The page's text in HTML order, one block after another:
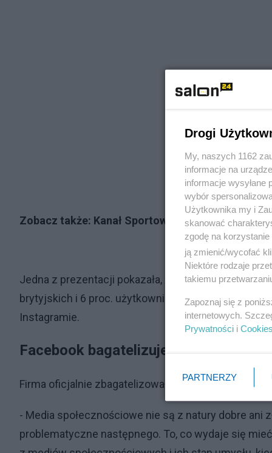
Zobacz także: Kanał Sportowy zniknął z
Jedna z prezentacji pokazała, że wśród
brytyjskich i 6 proc. użytkowników amerykańskich
Instagramie.
Facebook bagatelizuje sprawę
Firma oficjalnie zbagatelizowała negatywne
- Media społecznościowe nie są z natury dobre ani
problematyczne następnego. To, co wydaje się
Drogi
My, naszych 1162
informacje na
informacje wysyłane
wybór
Użytkownika my i
skanować
zgodę na
ją zmienić/wycofać
Niektóre rodzaje
takiemu
Zapoznaj się z
internetowych.
Prywatności i Cookies
PARTNERZY